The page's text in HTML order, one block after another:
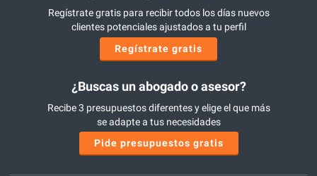
Regístrate gratis para recibir todos los días nuevos
clientes potenciales ajustados a tu perfil
Regístrate gratis
¿Buscas un abogado o asesor?
Recibe 3 presupuestos diferentes y elige el que más
se adapte a tus necesidades
Pide presupuestos gratis